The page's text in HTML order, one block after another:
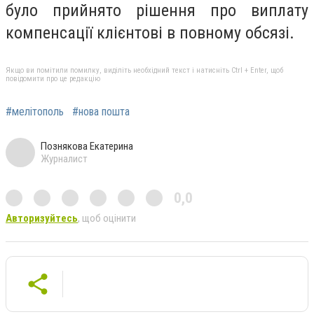
було прийнято рішення про виплату
компенсації клієнтові в повному обсязі.
Якщо ви помітили помилку, виділіть необхідний текст і натисніть Ctrl + Enter, щоб
повідомити про це редакцію
#мелітополь #нова пошта
Познякова Екатерина
Журналист
0,0
Авторизуйтесь, щоб оцінити